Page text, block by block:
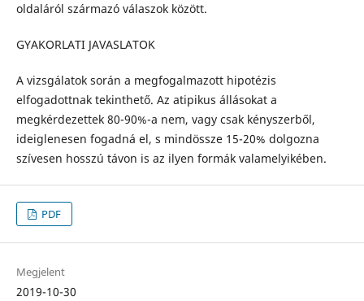
oldaláról származó válaszok között.
GYAKORLATI JAVASLATOK
A vizsgálatok során a megfogalmazott hipotézis
elfogadottnak tekinthető. Az atipikus állásokat a
megkérdezettek 80-90%-a nem, vagy csak kényszerből,
ideiglenesen fogadná el, s mindössze 15-20% dolgozna
szívesen hosszú távon is az ilyen formák valamelyikében.
PDF
Megjelent
2019-10-30